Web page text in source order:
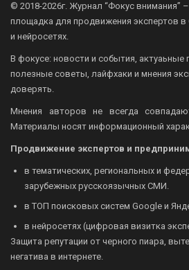
© 2018-2026г. Журнал “Фокус внимания”
площадка для продвижения экспертов
и нейросетях.
В фокусе: новости и события,
полезные советы, лайфхаки и мнения
доверять.
Мнения авторов не всегда
Материалы носят информационный
Продвижение экспертов и
в тематических, региональных и
зарубежных русскоязычных СМИ.
в ТОП поисковых систем Google и
в нейросетях (цифровая визитка
Защита репутации от черного пиара,
негатива в интернете.